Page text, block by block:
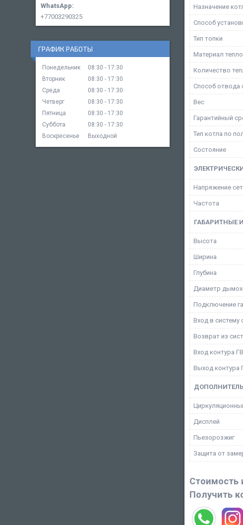
Назначение
Способ
Тип топки
Материал
Количество
Способ отвода
Вес
Гарантийный
Тип котла по
Состояние
Напряжение
Частота
ГАБАРИТНЫЕ
Высота
Ширина
Глубина
Диаметр
Подключение
Вход в систему
Возврат из
Вход контура
Выход контура
Дисплей
Пьезорозжиг
Защита от
Стоимость
Получить
+77003290325
ГРАФИК РАБОТЫ
Понедельник 08:30
17:30
Вторник
08:30
17:30
Среда
08:30
17:30
Четверг
08:30
17:30
Пятница
08:30
17:30
Суббота
08:30
17:30
Воскресенье
Выходной